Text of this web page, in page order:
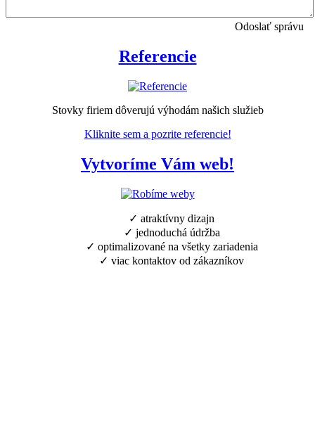
Odoslať správu
Referencie
Stovky firiem dôverujú výhodám našich služieb
Kliknite sem a pozrite referencie!
Vytvoríme Vám web!
✓ atraktívny dizajn
✓ jednoduchá údržba
✓ optimalizované na všetky zariadenia
✓ viac kontaktov od zákazníkov